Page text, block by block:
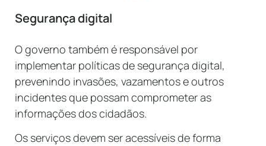
Segurança digital
O governo também é responsável por
implementar políticas de segurança digital,
prevenindo invasões, vazamentos e outros
incidentes que possam comprometer as
informações dos cidadãos.
Os serviços devem ser acessíveis de forma